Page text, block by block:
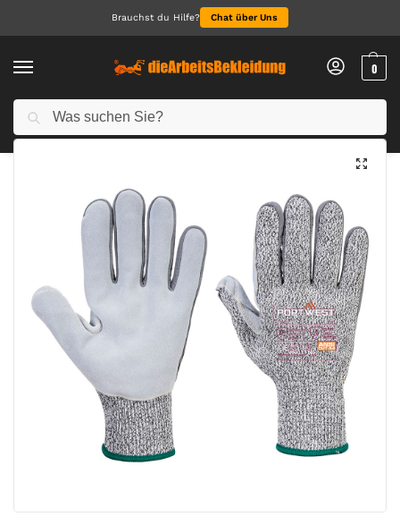
Brauchst du Hilfe? Chat über Uns
0
Start Arbeitshandschuhe / Schnittschutzhandschuhe